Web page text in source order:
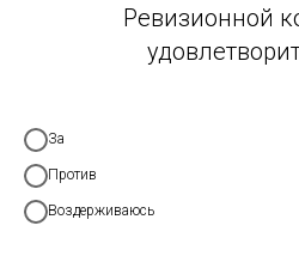
Ревизионной
За
Против
Воздерживаюсь